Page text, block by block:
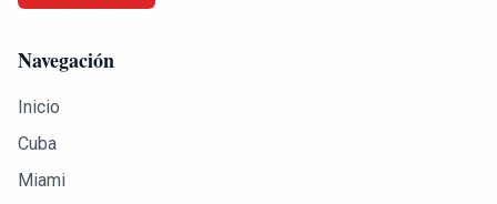
Navegación
Inicio
Cuba
Miami